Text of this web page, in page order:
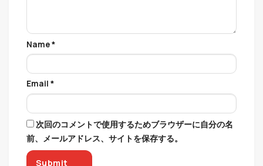
Name*
Email *
次回のコメントで使用するためブラウザーに自分の名
前、メールアドレス、サイトを保存する。